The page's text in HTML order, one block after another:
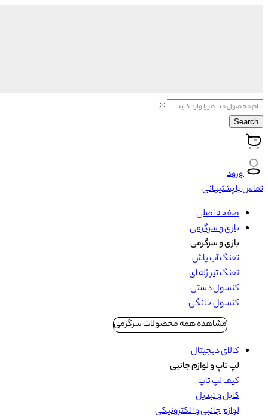
Search
ورود
تماس با پشتیبانی
صفحه اصلی
بازی و سرگرمی
بازی و سرگرمی
تفنگ آب پاش
تفنگ تیر ژله ای
کنسول دستی
کنسول خانگی
مشاهده همه محصولات سرگرمی
کالای دیجیتال
لپ تاپ و لوازم جانبی
کیف لپ تاپ
کابل و تبدیل
لوازم جانبی و الکترونیکی